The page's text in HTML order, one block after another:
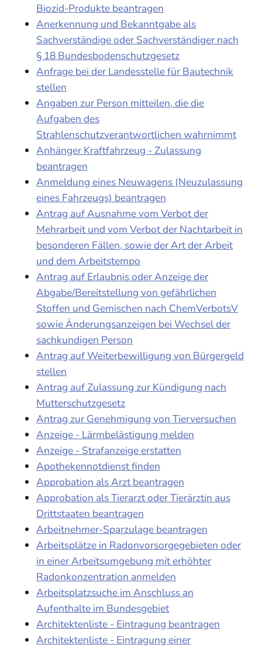
Biozid-Produkte beantragen
Anerkennung und Bekanntgabe als
Sachverständige oder Sachverständiger nach
§ 18 Bundesbodenschutzgesetz
Anfrage bei der Landesstelle für Bautechnik
stellen
Angaben zur Person mitteilen, die die
Aufgaben des
Strahlenschutzverantwortlichen wahrnimmt
Anhänger Kraftfahrzeug - Zulassung
beantragen
Anmeldung eines Neuwagens (Neuzulassung
eines Fahrzeugs) beantragen
Antrag auf Ausnahme vom Verbot der
Mehrarbeit und vom Verbot der Nachtarbeit in
besonderen Fällen, sowie der Art der Arbeit
und dem Arbeitstempo
Antrag auf Erlaubnis oder Anzeige der
Abgabe/Bereitstellung von gefährlichen
Stoffen und Gemischen nach ChemVerbotsV
sowie Änderungsanzeigen bei Wechsel der
sachkundigen Person
Antrag auf Weiterbewilligung von Bürgergeld
stellen
Antrag auf Zulassung zur Kündigung nach
Mutterschutzgesetz
Antrag zur Genehmigung von Tierversuchen
Anzeige - Lärmbelästigung melden
Anzeige - Strafanzeige erstatten
Apothekennotdienst finden
Approbation als Arzt beantragen
Approbation als Tierarzt oder Tierärztin aus
Drittstaaten beantragen
Arbeitnehmer-Sparzulage beantragen
Arbeitsplätze in Radonvorsorgegebieten oder
in einer Arbeitsumgebung mit erhöhter
Radonkonzentration anmelden
Arbeitsplatzsuche im Anschluss an
Aufenthalte im Bundesgebiet
Architektenliste - Eintragung beantragen
Architektenliste - Eintragung einer